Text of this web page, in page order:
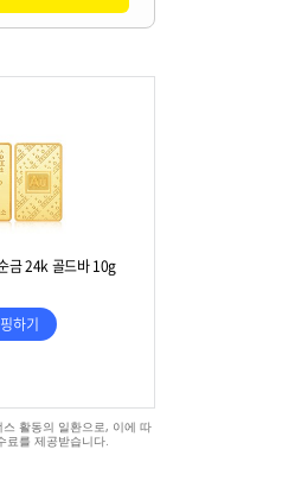
활동의 일환으로, 이에 따
료를 제공받습니다.